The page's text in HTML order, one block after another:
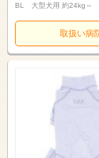
BL 大型犬用 約24kg～
取扱い病